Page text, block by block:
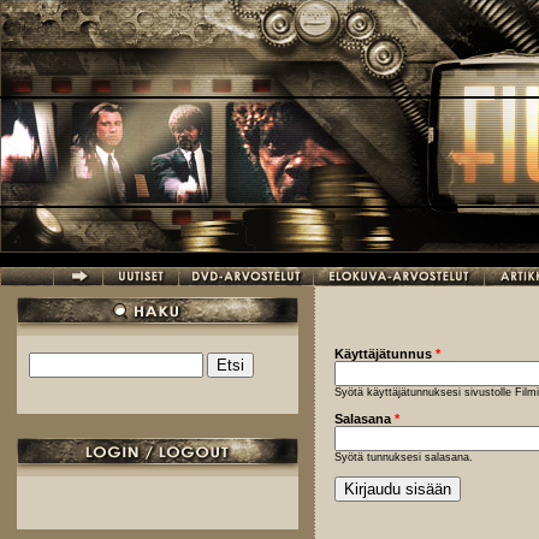
Hyppää pääsisältöön
Hakulomake
Käyttäjätunnus *
Syötä käyttäjätunnuksesi sivustolle
Salasana *
Syötä tunnuksesi salasana.